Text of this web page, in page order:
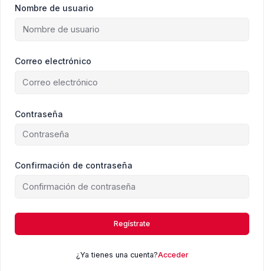
Nombre de usuario
Correo electrónico
Contraseña
Confirmación de contraseña
Regístrate
¿Ya tienes una cuenta?Acceder